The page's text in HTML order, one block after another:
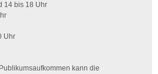
14 bis 18 Uhr
Uhr
kann die